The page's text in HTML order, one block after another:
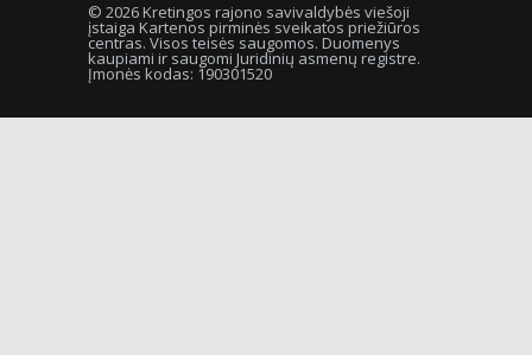
© 2026 Kretingos rajono savivaldybės viešoji
įstaiga Kartenos pirminės sveikatos priežiūros
centras. Visos teisės saugomos. Duomenys
kaupiami ir saugomi Juridinių asmenų registre.
Įmonės kodas: 190301520